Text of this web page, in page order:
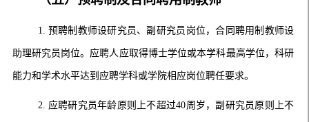
1. 预聘制教师设研究员、副研究员岗位，合同聘用制教师设
助理研究员岗位。应聘人应取得博士学位或本学科最高学位，科研
能力和学术水平达到应聘学科或学院相应岗位聘任要求。
2. 应聘研究员年龄原则上不超过40周岁，副研究员原则上不